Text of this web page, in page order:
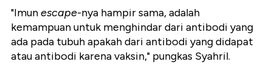
"Imunescape-nya hampir sama, adalah
kemampuan untuk menghindar dari antibodi yang
ada pada tubuh apakah dari antibodi yang didapat
atau antibodi karena vaksin," pungkas Syahril.